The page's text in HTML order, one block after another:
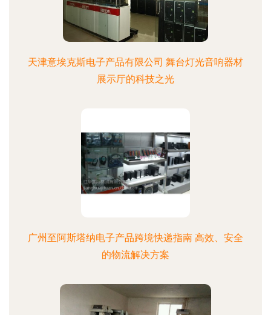
天津意埃克斯电子产品有限公司 舞台灯光音响器材
展示厅的科技之光
广州至阿斯塔纳电子产品跨境快递指南 高效、安全
的物流解决方案